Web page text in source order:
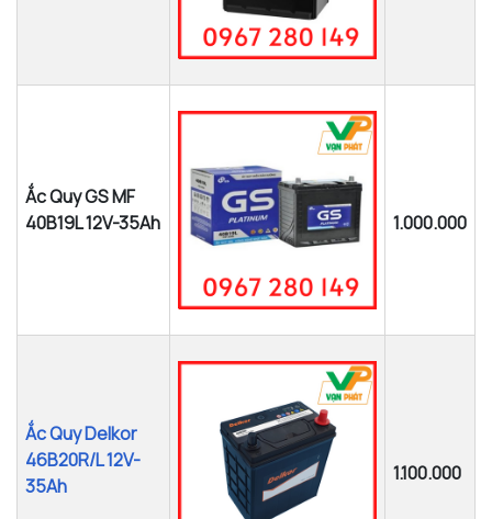
Ắc Quy GS MF
40B19L 12V-35Ah
1.000.000
Ắc Quy Delkor
46B20R/L 12V-
35Ah
1.100.000